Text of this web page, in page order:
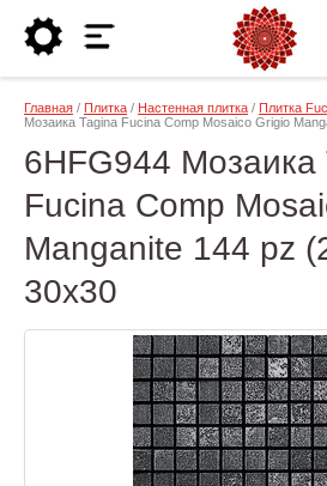
Главная / Плитка / Настенная плитка / Плитка
Мозаика Tagina Fucina Comp Mosaico Grigio
6HFG944 Мозаика
Fucina Comp
Manganite 144 pz
30x30